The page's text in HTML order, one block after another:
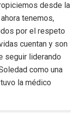
desde la
tenemos,
por el respeto
cuentan y son
seguir liderando
como una
la médico